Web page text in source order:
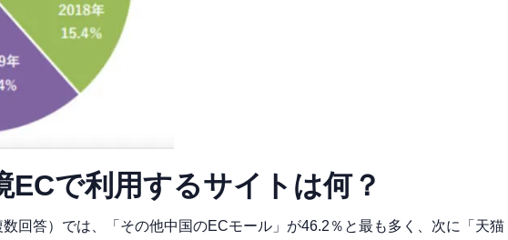
ECで利用するサイトは何？
回答）では、「その他中国のECモール」が46.2％と最も多く、次に「天猫